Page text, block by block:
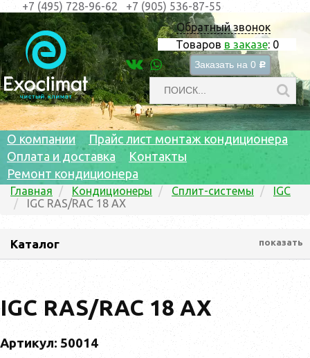
Обратный звонок
Товаров в заказе: 0
Заказать на 0 c
+7 (495) 728-96-62 +7 (905) 536-87-55
О компании
Прайс лист монтаж кондиционера
Оплата и доставка
Контакты
Ремонт кондиционера
Главная Кондиционеры Сплит-системы
IGC
IGC RAS/RAC 18 AX
Каталог показать
IGC RAS/RAC 18 AX
Артикул: 50014